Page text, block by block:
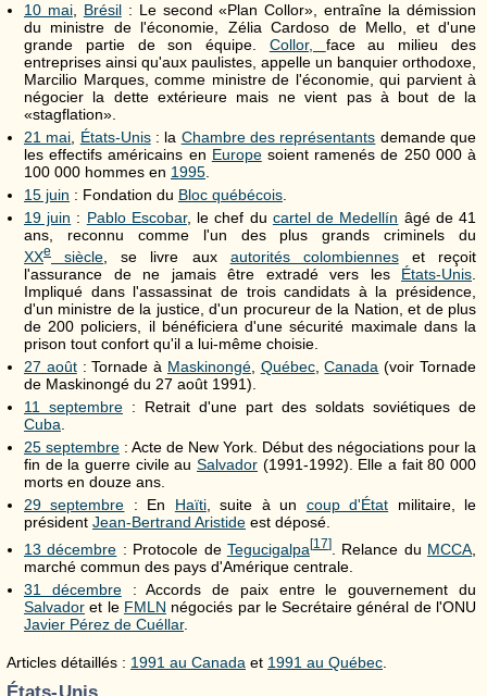
10 mai, Brésil: Le second «Plan Collor», entraîne la démission
du ministre de l'économie, Zélia Cardoso de Mello, et d'une
grande partie de son équipe. Collor, face au milieu des
entreprises ainsi qu'aux paulistes, appelle un banquier orthodoxe,
Marcilio Marques, comme ministre de l'économie, qui parvient à
négocier la dette extérieure mais ne vient pas à bout de la
«stagflation».
21 mai, États-Unis: la Chambre des représentants demande que
les effectifs américains en Europesoient ramenés de 250 000 à
100 000 hommes en 1995.
15 juin : Fondation du Bloc québécois.
19 juin : Pablo Escobar, le chef du cartel de Medellín âgé de 41
ans, reconnu comme l'un des plus grands criminels du
XXe siècle , se livre aux autorités colombienneset reçoit
l'assurance de ne jamais être extradé vers les États-Unis
Impliqué dans l'assassinat de trois candidats à la présidence,
d'un ministre de la justice, d'un procureur de la Nation, et de plus
de 200 policiers, il bénéficiera d'une sécurité maximale dans la
prison tout confort qu'il a lui-même choisie.
27 août: Tornade à Maskinongé, Québec,Canada (voir Tornade
de Maskinongé du 27 août 1991).
11 septembre : Retrait d'une part des soldats soviétiques de
Cuba
25 septembre : Acte de New York. Début des négociations pour la
fin de la guerre civile au Salvador (1991-1992). Elle a fait 80 000
morts en douze ans.
29 septembre : En Haïti, suite à un coup d'État militaire, le
président Jean-Bertrand Aristide est déposé.
13 décembre : Protocole de Tegucigalpa[17]. Relance du MCCA
marché commun des pays d'Amérique centrale.
31 décembre: Accords de paix entre le gouvernement du
Salvador et le FMLN négociés par le Secrétaire général de l'ONU
Javier Pérez de Cuéllar.
Articles détaillés : 1991 au Canada et 1991 au Québec.